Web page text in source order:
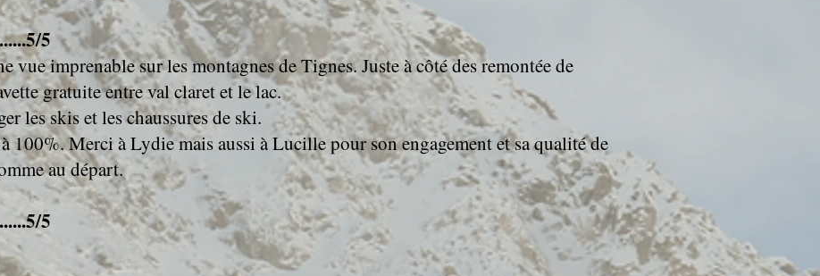
5
vue imprenable sur les montagnes de Tignes. Juste à côté des remontée de
gratuite entre val claret et le lac.
les skis et les chaussures de ski.
100%. Merci à Lydie mais aussi à Lucille pour son engagement et sa qualité de
au départ.
5